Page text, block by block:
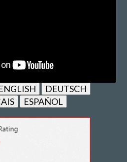
DEUTSCH
ESPAÑOL